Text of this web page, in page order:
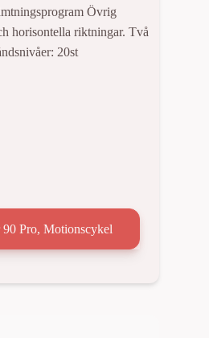
Övrig
horisontella riktningar. Två
20st
Pro, Motionscykel